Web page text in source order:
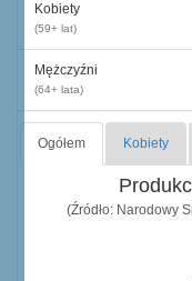
Kobiety
(59+ lat)
Mężczyźni
(64+ lata)
Ogółem Kobiety
(Źródło: Narodowy